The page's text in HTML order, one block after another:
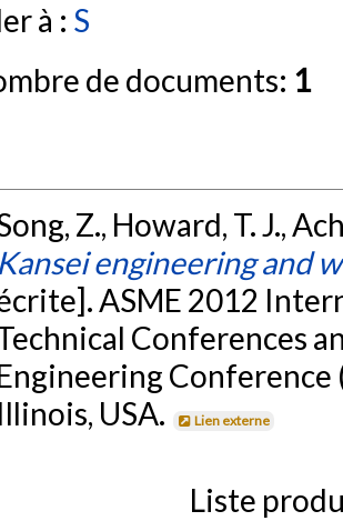
à : S
de documents: 1
Z., Howard, T. J.,
Kansei engineering and
ASME 2012
Conferences
Conference
Illinois, USA.
Lien externe
Liste